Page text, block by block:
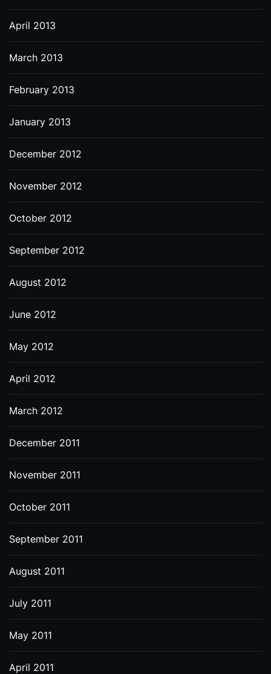
April 2013
March 2013
February 2013
January 2013
December 2012
November 2012
October 2012
September 2012
August 2012
June 2012
May 2012
April 2012
March 2012
December 2011
November 2011
October 2011
September 2011
August 2011
July 2011
May 2011
April 2011